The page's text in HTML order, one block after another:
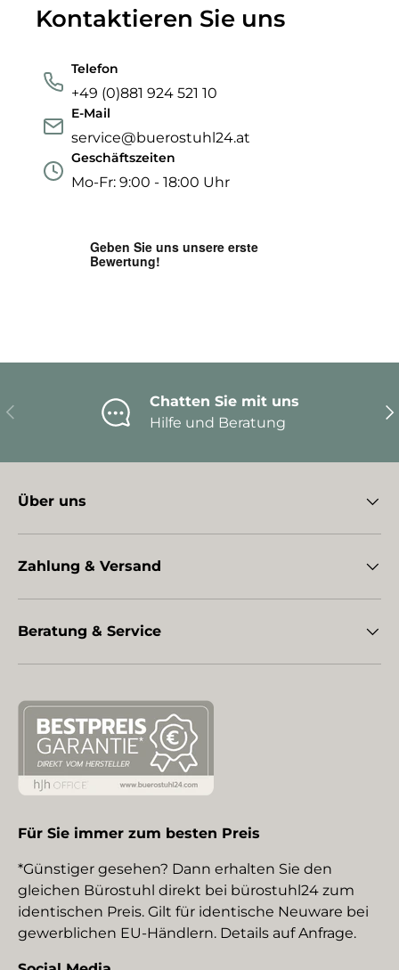
Kontaktieren Sie uns
Telefon
+49 (0)881 924 521 10
E-Mail
service@buerostuhl24.at
Geschäftszeiten
Mo-Fr: 9:00 - 18:00 Uhr
Vorherige
Chatten Sie mit uns
Hilfe und Beratung
Über uns
Zahlung & Versand
Beratung & Service
Für Sie immer zum besten Preis
*Günstiger gesehen? Dann erhalten Sie den
gleichen Bürostuhl direkt bei bürostuhl24 zum
identischen Preis. Gilt für identische Neuware bei
gewerblichen EU-Händlern. Details auf Anfrage.